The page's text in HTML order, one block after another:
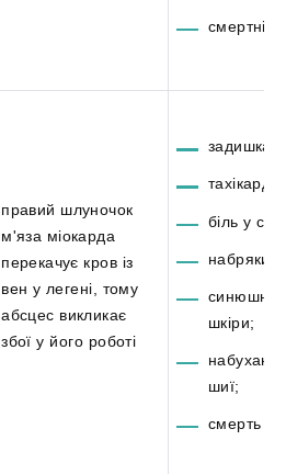
правий шлуночок
м'яза міокарда
перекачує кров із
вен у легені, тому
абсцес викликає
збої у його роботі
задишка;
біль у
набряки;
шкіри;
шиї;
смерть